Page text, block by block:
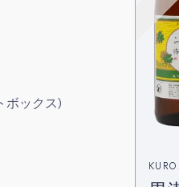
ボックス)